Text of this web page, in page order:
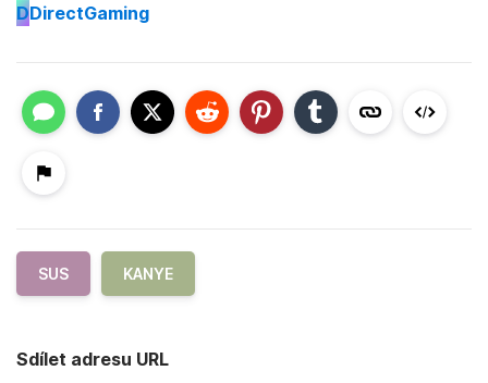
DDirectGaming
SUS KANYE
Sdílet adresu URL